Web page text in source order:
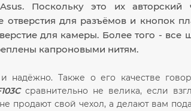
Поскольку это их авторский
для разъёмов и кнопок
для камеры. Более того - все
капроновыми нитям.
Также о его качестве
сравнительно не велика, если
продают свой чехол, а делают вам